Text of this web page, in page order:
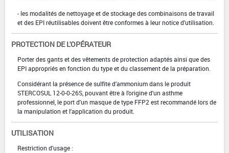
- les modalités de nettoyage et de stockage des combinaisons de travail
et des EPI réutilisables doivent être conformes à leur notice d'utilisation.
PROTECTION DE L'OPÉRATEUR
Porter des gants et des vêtements de protection adaptés ainsi que des
EPI appropriés en fonction du type et du classement de la préparation.
Considérant la présence de sulfite d'ammonium dans le produit
STERCOSUL 12-0-0-26S, pouvant être à l'origine d'un asthme
professionnel, le port d'un masque de type FFP2 est recommandé lors de
la manipulation et l'application du produit.
UTILISATION
Restriction d'usage :